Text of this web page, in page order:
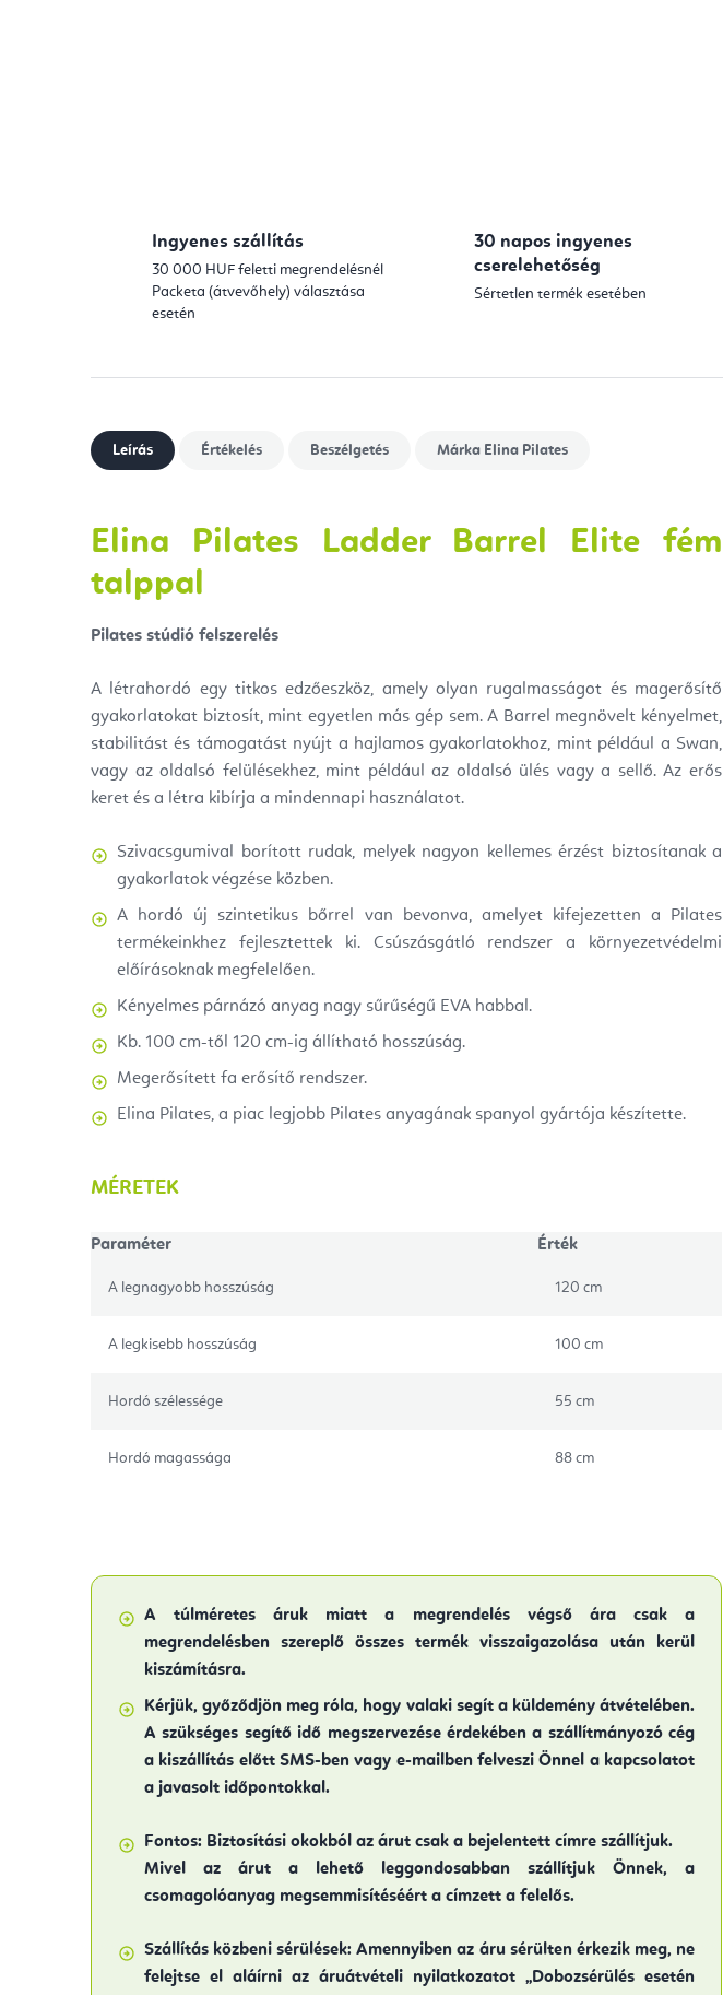
Ingyenes szállítás
30 000 HUF feletti megrendelésnél
Packeta (átvevőhely) választása
esetén
30 napos ingyenes
cserelehetőség
Sértetlen termék esetében
Leírás Értékelés Beszélgetés Márka Elina Pilates
Elina Pilates Ladder Barrel Elite fém
talppal
Pilates stúdió felszerelés
A létrahordó egy titkos edzőeszköz, amely olyan rugalmasságot és magerősítő
gyakorlatokat biztosít, mint egyetlen más gép sem. A Barrel megnövelt kényelmet,
stabilitást és támogatást nyújt a hajlamos gyakorlatokhoz, mint például a Swan,
vagy az oldalsó felülésekhez, mint például az oldalsó ülés vagy a sellő. Az erős
keret és a létra kibírja a mindennapi használatot.
Szivacsgumival borított rudak, melyek nagyon kellemes érzést biztosítanak a
gyakorlatok végzése közben.
A hordó új szintetikus bőrrel van bevonva, amelyet kifejezetten a Pilates
termékeinkhez fejlesztettek ki. Csúszásgátló rendszer a környezetvédelmi
előírásoknak megfelelően.
Kényelmes párnázó anyag nagy sűrűségű EVA habbal.
Kb. 100 cm-től 120 cm-ig állítható hosszúság.
Megerősített fa erősítő rendszer.
Elina Pilates, a piac legjobb Pilates anyagának spanyol gyártója készítette.
MÉRETEK
Paraméter Érték
A legnagyobb hosszúság 120 cm
A legkisebb hosszúság 100 cm
Hordó szélessége 55 cm
Hordó magassága 88 cm
A túlméretes áruk miatt a megrendelés végső ára csak a
megrendelésben szereplő összes termék visszaigazolása után kerül
kiszámításra.
Kérjük, győződjön meg róla, hogy valaki segít a küldemény átvételében.
A szükséges segítő idő megszervezése érdekében a szállítmányozó cég
a kiszállítás előtt SMS-ben vagy e-mailben felveszi Önnel a kapcsolatot
a javasolt időpontokkal.
Fontos: Biztosítási okokból az árut csak a bejelentett címre szállítjuk.
Mivel az árut a lehető leggondosabban szállítjuk Önnek, a
csomagolóanyag megsemmisítéséért a címzett a felelős.
Szállítás közbeni sérülések: Amennyiben az áru sérülten érkezik meg, ne
felejtse el aláírni az áruátvételi nyilatkozatot „Dobozsérülés esetén